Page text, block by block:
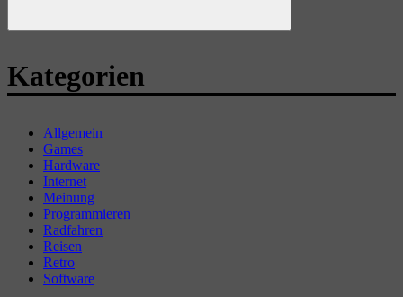
Suchen
Kategorien
Allgemein
Games
Hardware
Internet
Meinung
Programmieren
Radfahren
Reisen
Retro
Software